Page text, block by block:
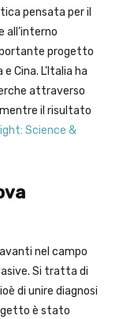
pensata per il
all’interno
progetto
Cina. L’Italia ha
attraverso
mentre il risultato
Science &
nel campo
Si tratta di
di unire diagnosi
è stato